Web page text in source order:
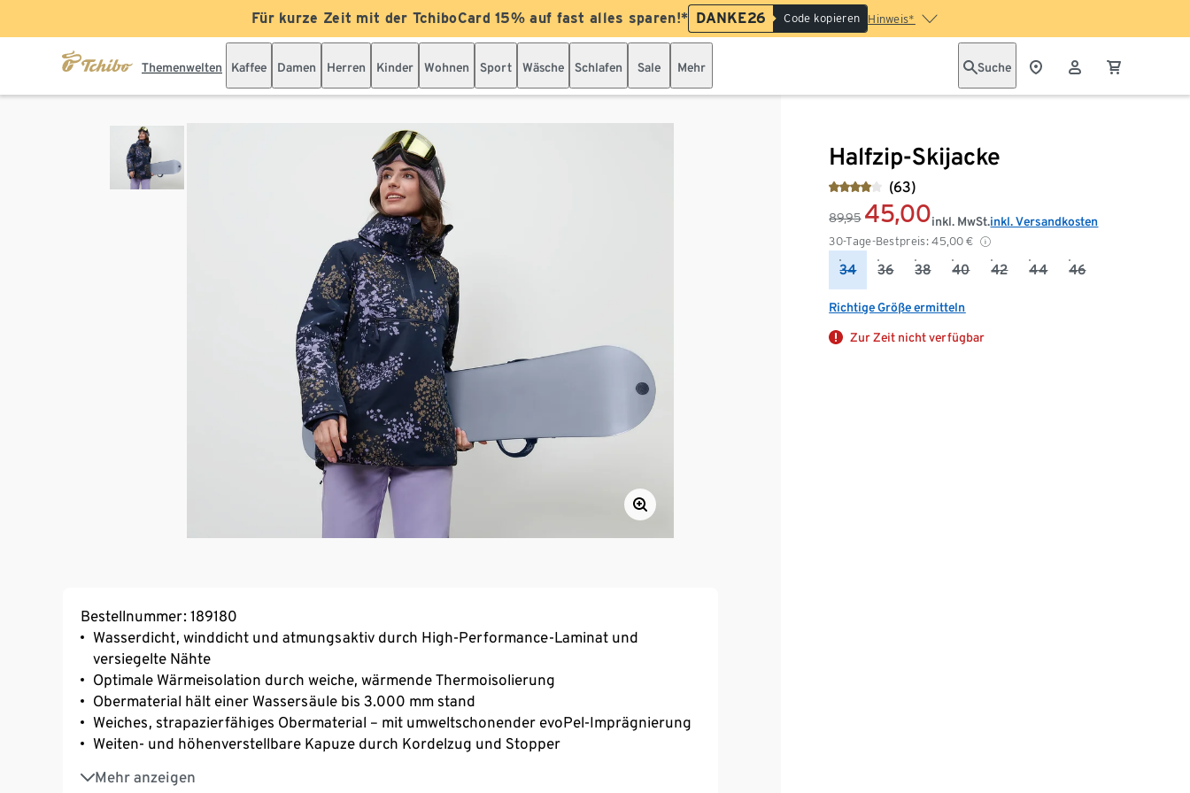
Für kurze Zeit mit der TchiboCard 15% auf fast alles sparen!* DANKE26 Code kopieren Hinweis*
Themenwelten Kaffee Damen Herren Kinder Wohnen Sport Wäsche Schlafen Sale Mehr Suche
Halfzip-Skijacke
(63)
89,95 45,00
30-Tage-Bestpreis: 45,00 €
inkl. MwSt.inkl. Versandkosten
34 36 38 40 42 44 46
Richtige Größe ermitteln
Zur Zeit nicht verfügbar
Bestellnummer: 189180
Wasserdicht, winddicht und atmungsaktiv durch High-Performance-Laminat und
versiegelte Nähte
Optimale Wärmeisolation durch weiche, wärmende Thermoisolierung
Obermaterial hält einer Wassersäule bis 3.000 mm stand
Weiches, strapazierfähiges Obermaterial – mit umweltschonender evoPel-Imprägnierung
Weiten- und höhenverstellbare Kapuze durch Kordelzug und Stopper
Mehr anzeigen
1 Seite durch versiegelten 2-Wege-Reißverschluss zu öffnen – zum besseres An- und
Aussziehen